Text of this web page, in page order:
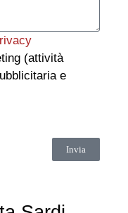
(attività
e
Invia